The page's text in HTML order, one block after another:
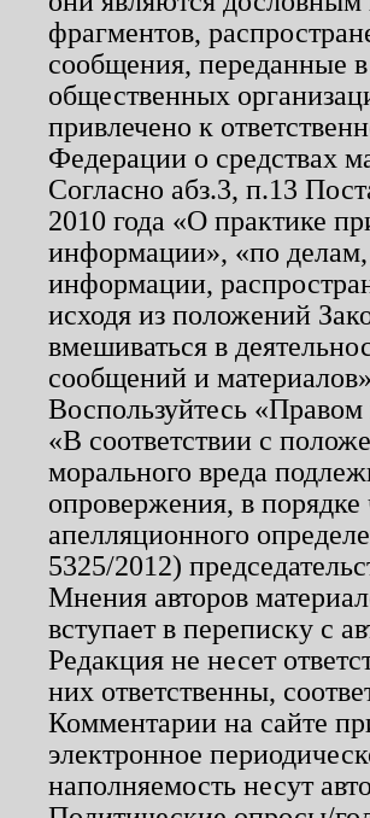
фрагментов,
сообщения, переданные
общественных
привлечено к
Федерации о средствах
Согласно абз.3, п.13
2010 года «О практике
информации», «по
информации,
исходя из положений
вмешиваться в
сообщений и
Воспользуйтесь
«В соответствии с
морального вреда
опровержения, в
апелляционного
5325/2012)
Мнения авторов
вступает в переписку с
Редакция не несет
них ответственны,
Комментарии на сайте
электронное
наполняемость несут